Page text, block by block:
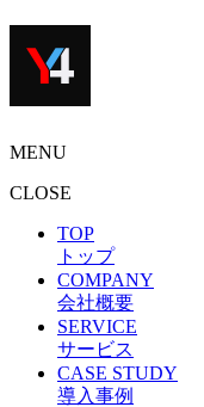
MENU
CLOSE
TOP
トップ
COMPANY
会社概要
SERVICE
サービス
CASE STUDY
導入事例